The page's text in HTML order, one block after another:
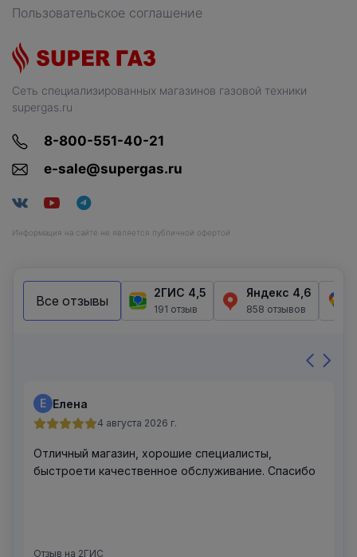
Сеть специализированных магазинов газовой техники
supergas.ru
8-800-551-40-21
e-sale@supergas.ru
Информация на сайте не является публичной офертой
Пользовательское соглашение